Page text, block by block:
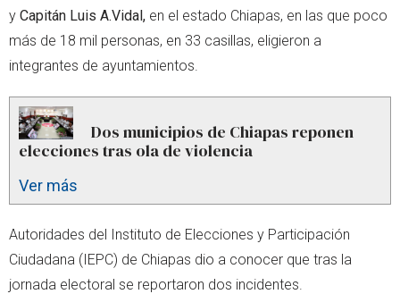
y Capitán Luis A.Vidal, en el estado Chiapas, en las que poco
más de 18 mil personas, en 33 casillas, eligieron a
integrantes de ayuntamientos.
Dos municipios de Chiapas reponen
elecciones tras ola de violencia
Ver más
Autoridades del Instituto de Elecciones y Participación
Ciudadana (IEPC) de Chiapas dio a conocer que tras la
jornada electoral se reportaron dos incidentes.